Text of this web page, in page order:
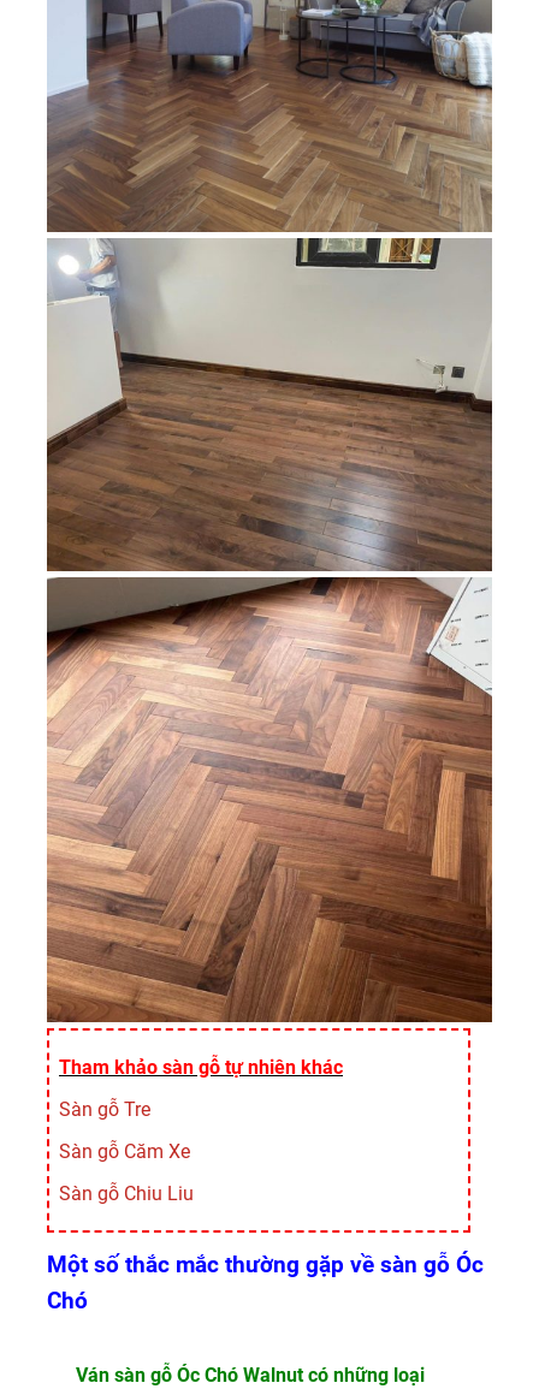
Tham khảo sàn gỗ tự nhiên khác
Sàn gỗ Tre
Sàn gỗ Căm Xe
Sàn gỗ Chiu Liu
Một số thắc mắc thường gặp về sàn gỗ Óc
Chó
Ván sàn gỗ Óc Chó Walnut có những loại